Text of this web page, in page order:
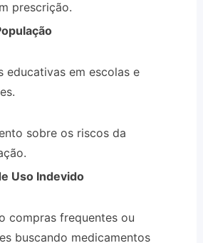
prescrição.
educativas em escolas e
sobre os riscos da
Uso Indevido
compras frequentes ou
buscando medicamentos